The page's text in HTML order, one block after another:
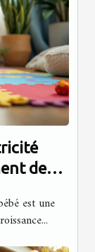
de
est une